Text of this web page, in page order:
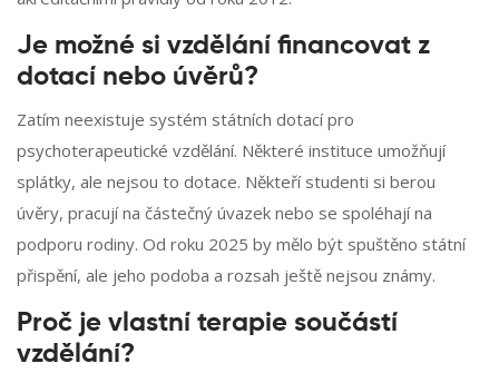
Je možné si vzdělání financovat z
dotací nebo úvěrů?
Zatím neexistuje systém státních dotací pro
psychoterapeutické vzdělání. Některé instituce umožňují
splátky, ale nejsou to dotace. Někteří studenti si berou
úvěry, pracují na částečný úvazek nebo se spoléhají na
podporu rodiny. Od roku 2025 by mělo být spuštěno státní
přispění, ale jeho podoba a rozsah ještě nejsou známy.
Proč je vlastní terapie součástí
vzdělání?